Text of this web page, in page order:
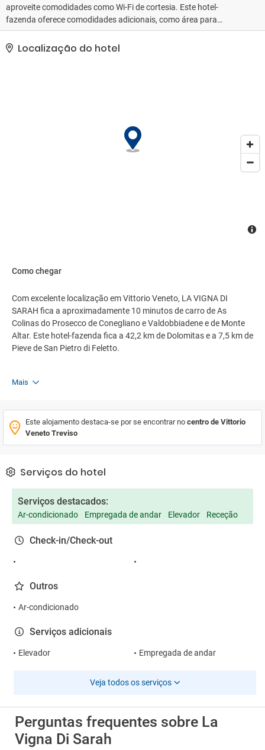
aproveite comodidades como Wi-Fi de cortesia. Este hotel-
fazenda oferece comodidades adicionais, como área para
piquenique e salão de banquetes..
Localização do hotel
Como chegar
Com excelente localização em Vittorio Veneto, LA VIGNA DI
SARAH fica a aproximadamente 10 minutos de carro de As
Colinas do Prosecco de Conegliano e Valdobbiadene e de Monte
Altar. Este hotel-fazenda fica a 42,2 km de Dolomitas e a 7,5 km de
Pieve de San Pietro di Feletto.
Mais
Este alojamento destaca-se por se encontrar no centro de Vittorio
Veneto Treviso
Serviços do hotel
Serviços destacados:
Ar-condicionado Empregada de andar Elevador Receção
Check-in/Check-out
Outros
Ar-condicionado
Serviços adicionais
Elevador Empregada de andar
Veja todos os serviços
Perguntas frequentes sobre La
Vigna Di Sarah